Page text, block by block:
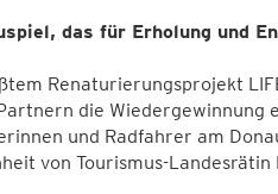
das für Erholung und
Renaturierungsprojekt
die Wiedergewinnung
und Radfahrer am
von Tourismus-